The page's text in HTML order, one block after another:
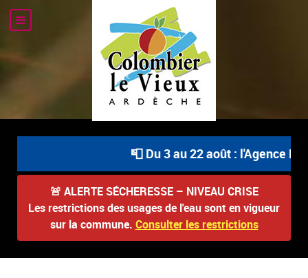
📮 Du 3 au 22 août : l'Agence
🚨 ALERTE SÉCHERESSE – NIVEAU CRISE
Les restrictions des usages de l'eau sont en vigueur
sur la commune. Consulter les restrictions